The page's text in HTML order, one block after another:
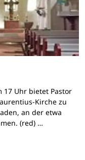
17 Uhr bietet Pastor
Kirche zu
an der etwa
(red) …